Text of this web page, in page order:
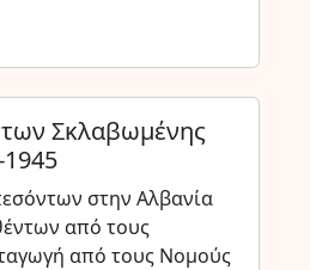
Σκλαβωμένης
στην Αλβανία
από τους
από τους Νομούς